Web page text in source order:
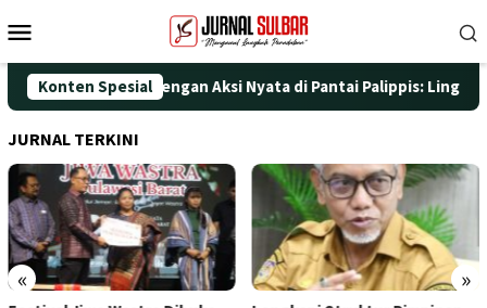
ke
Mobile
Konten Spesial
HUT ke-25 dengan Aksi Nyata di Pantai Palippis:
JURNAL TERKINI
« »